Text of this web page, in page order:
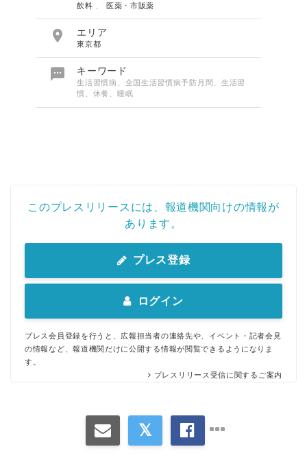
飲料
医薬・市販薬
 エリア
東京都
 キーワード
生活習慣病、全国生活習慣病予防月間、生活習
慣、休養、睡眠
このプレスリリースには、報道機関向けの情報が
あります。
プレス登録
ログイン
プレス会員登録を行うと、広報担当者の連絡先や、イベント・記者会見
の情報など、報道機関だけに公開する情報が閲覧できるようになりま
す。
プレスリリース受信に関するご案内